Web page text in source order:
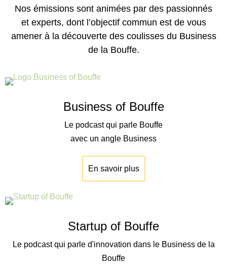
Nos émissions sont animées par des passionnés
et experts, dont l’objectif commun est de vous
amener à la découverte des coulisses du Business
de la Bouffe.
Business of Bouffe
Le podcast qui parle Bouffe
avec un angle Business
En savoir plus
Startup of Bouffe
Le podcast qui parle d'innovation dans le Business de la
Bouffe